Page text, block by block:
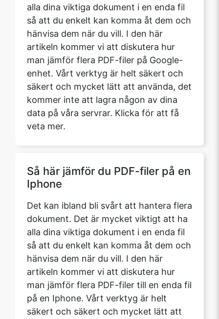
alla dina viktiga dokument i en enda fil
så att du enkelt kan komma åt dem och
hänvisa dem när du vill. I den här
artikeln kommer vi att diskutera hur
man jämför flera PDF-filer på Google-
enhet. Vårt verktyg är helt säkert och
säkert och mycket lätt att använda, det
kommer inte att lagra någon av dina
data på våra servrar. Klicka för att få
veta mer.
Så här jämför du PDF-filer på en
Iphone
Det kan ibland bli svårt att hantera flera
dokument. Det är mycket viktigt att ha
alla dina viktiga dokument i en enda fil
så att du enkelt kan komma åt dem och
hänvisa dem när du vill. I den här
artikeln kommer vi att diskutera hur
man jämför flera PDF-filer till en enda fil
på en Iphone. Vårt verktyg är helt
säkert och säkert och mycket lätt att